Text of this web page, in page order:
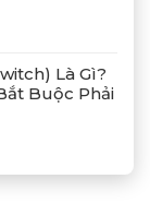
Là Gì?
Buộc Phải